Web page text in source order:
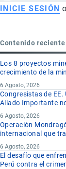
INICIE SESIÓN o
Contenido reciente
Los 8 proyectos
crecimiento de la
6 Agosto, 2026
Congresistas de
Aliado Importante
6 Agosto, 2026
Operación
internacional que
6 Agosto, 2026
El desafío que
Perú contra el